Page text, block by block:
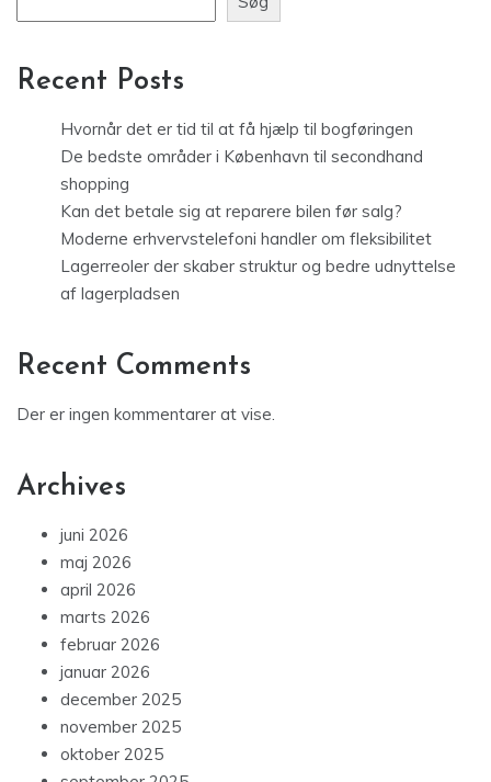
Hvornår det er tid til at få hjælp til bogføringen
shopping
Kan det betale sig at reparere bilen før salg?
Moderne erhvervstelefoni handler om fleksibilitet
Lagerreoler der skaber struktur og bedre udnyttelse
af lagerpladsen
Der er ingen kommentarer at vise.
juni 2026
april 2026
marts 2026
februar 2026
januar 2026
december 2025
november 2025
oktober 2025
september 2025
august 2025